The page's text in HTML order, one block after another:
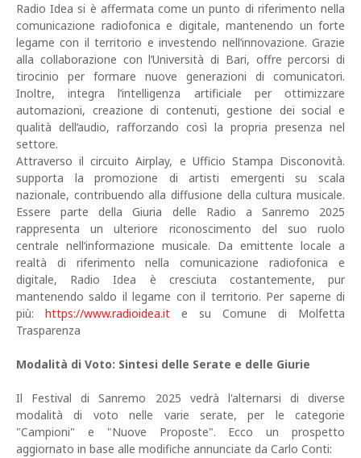
Radio Idea si è affermata come un punto di riferimento nella
comunicazione radiofonica e digitale, mantenendo un forte
legame con il territorio e investendo nell’innovazione. Grazie
alla collaborazione con l’Università di Bari, offre percorsi di
tirocinio per formare nuove generazioni di comunicatori.
Inoltre, integra l’intelligenza artificiale per ottimizzare
automazioni, creazione di contenuti, gestione dei social e
qualità dell’audio, rafforzando così la propria presenza nel
settore.
Attraverso il circuito Airplay, e Ufficio Stampa Disconovità.
supporta la promozione di artisti emergenti su scala
nazionale, contribuendo alla diffusione della cultura musicale.
Essere parte della Giuria delle Radio a Sanremo 2025
rappresenta un ulteriore riconoscimento del suo ruolo
centrale nell’informazione musicale. Da emittente locale a
realtà di riferimento nella comunicazione radiofonica e
digitale, Radio Idea è cresciuta costantemente, pur
mantenendo saldo il legame con il territorio. Per saperne di
più: https://www.radioidea.it e su Comune di Molfetta
Trasparenza
Modalità di Voto: Sintesi delle Serate e delle Giurie
Il Festival di Sanremo 2025 vedrà l'alternarsi di diverse
modalità di voto nelle varie serate, per le categorie
"Campioni" e "Nuove Proposte". Ecco un prospetto
aggiornato in base alle modifiche annunciate da Carlo Conti: